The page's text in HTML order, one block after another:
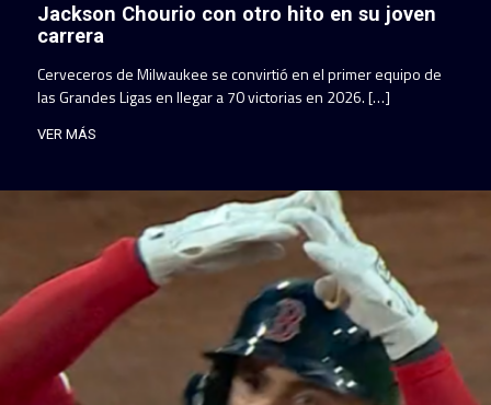
Jackson Chourio con otro hito en su joven
carrera
Cerveceros de Milwaukee se convirtió en el primer equipo de
las Grandes Ligas en llegar a 70 victorias en 2026. […]
VER MÁS